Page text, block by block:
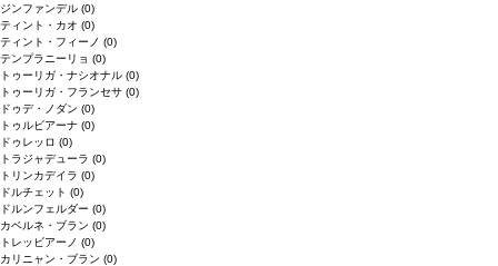
ジンファンデル (0)
ティント・カオ (0)
ティント・フィーノ (0)
テンプラニーリョ (0)
トゥーリガ・ナシオナル (0)
トゥーリガ・フランセサ (0)
ドゥデ・ノダン (0)
トゥルビアーナ (0)
ドゥレッロ (0)
トラジャデューラ (0)
トリンカデイラ (0)
ドルチェット (0)
ドルンフェルダー (0)
カベルネ・ブラン (0)
トレッビアーノ (0)
カリニャン・ブラン (0)